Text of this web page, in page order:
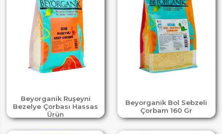
Beyorganik Ruşeyni
Bezelye Çorbası Hassas
Ürün
Beyorganik Bol Sebzeli
Çorbam 160 Gr